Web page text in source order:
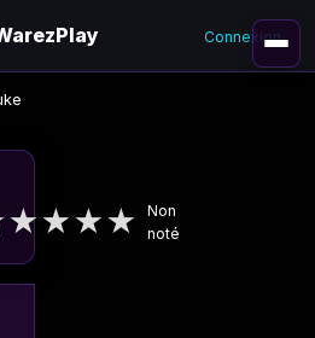
Connexion
★★★★
Non
noté